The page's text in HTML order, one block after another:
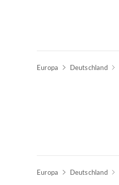
Europa Deutschland
Europa Deutschland